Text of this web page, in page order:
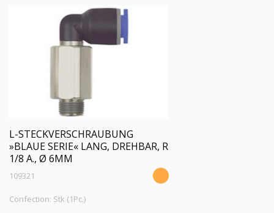
L-STECKVERSCHRAUBUNG
»BLAUE SERIE« LANG, DREHBAR, R
1/8 A., Ø 6MM
109321
Confection: Stk (1Pc.)